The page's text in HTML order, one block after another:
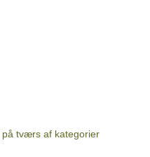
på tværs af kategorier